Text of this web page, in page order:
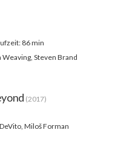
86 min
Weaving, Steven Brand
(2017)
Miloš Forman